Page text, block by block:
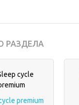
РАЗДЕЛА
premium